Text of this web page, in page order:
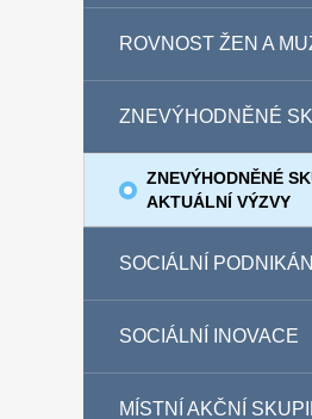
ROVNOST ŽEN A
ZNEVÝHODNĚNÉ
ZNEVÝHODNĚNÉ
AKTUÁLNÍ VÝZVY
SOCIÁLNÍ PODNIKÁNÍ
SOCIÁLNÍ INOVACE
MÍSTNÍ AKČNÍ